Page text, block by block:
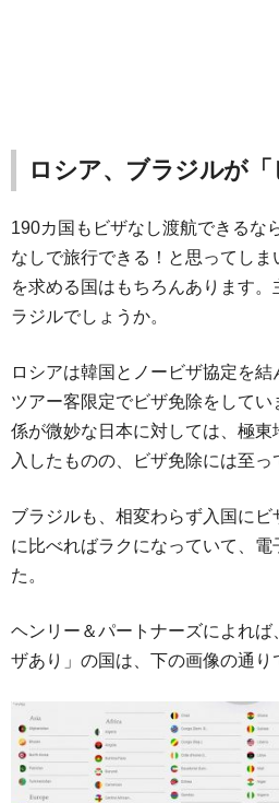
ロシア、ブラジルが「
190カ国もビザなし渡航できるな
なしで旅行できる！と思ってし
を求める国はもちろんあります
ラジルでしょうか。
ロシアは韓国とノービザ協定を
ツアー客限定でビザ免除をして
係が微妙な日本に対しては、極
入したものの、ビザ免除には至っ
ブラジルも、相変わらず入国に
に比べればラクになっていて、
た。
ヘンリー＆パートナーズによれ
ザあり」の国は、下の画像の通り